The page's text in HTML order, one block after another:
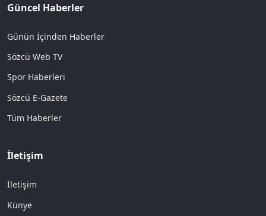
Güncel Haberler
Günün İçinden Haberler
Sözcü Web TV
Spor Haberleri
Sözcü E-Gazete
Tüm Haberler
İletişim
İletişim
Künye